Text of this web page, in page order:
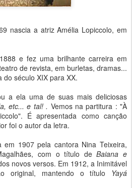
nascia a atriz Amélia Lopiccolo, em
e fez uma brilhante carreira em
de revista, em burletas, dramas...
século XIX para XX.
a ela uma de suas mais deliciosas
etc... e tal! . Vemos na partitura : "À
É apresentada como canção
foi o autor da letra.
em 1907 pela cantora Nina Teixeira,
com o título deBaiana e
novos versos. Em 1912, a Inimitável
original, mantendo o título Yayá